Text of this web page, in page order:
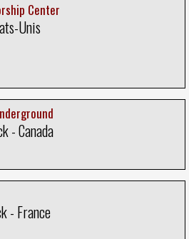
Center
Unis
- Canada
- France